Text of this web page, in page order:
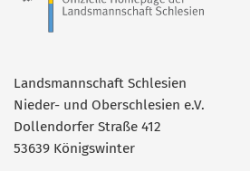
Landsmannschaft Schlesien
Nieder- und Oberschlesien e.V.
Dollendorfer Straße 412
53639 Königswinter